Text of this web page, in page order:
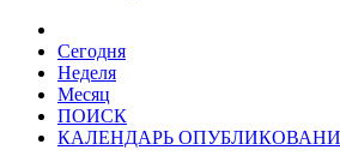
Сегодня
Неделя
Месяц
ПОИСК
КАЛЕНДАРЬ